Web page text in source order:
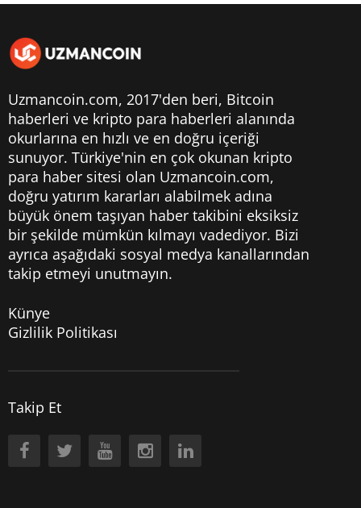
Uzmancoin.com, 2017'den beri, Bitcoin
haberleri ve kripto para haberleri alanında
okurlarına en hızlı ve en doğru içeriği
sunuyor. Türkiye'nin en çok okunan kripto
para haber sitesi olan Uzmancoin.com,
doğru yatırım kararları alabilmek adına
büyük önem taşıyan haber takibini eksiksiz
bir şekilde mümkün kılmayı vadediyor. Bizi
ayrıca aşağıdaki sosyal medya kanallarından
takip etmeyi unutmayın.
Künye
Gizlilik Politikası
Takip Et